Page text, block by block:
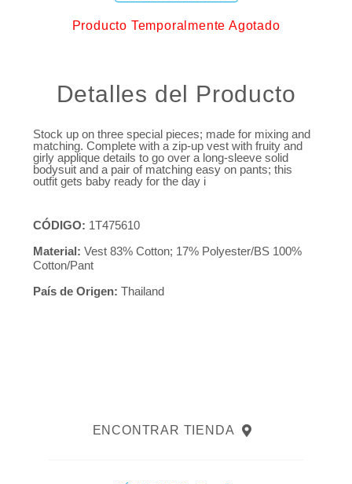
Producto Temporalmente Agotado
Detalles del Producto
Stock up on three special pieces; made for mixing and
matching. Complete with a zip-up vest with fruity and
girly applique details to go over a long-sleeve solid
bodysuit and a pair of matching easy on pants; this
outfit gets baby ready for the day i
CÓDIGO: 1T475610
Material: Vest 83% Cotton; 17% Polyester/BS 100%
Cotton/Pant
País de Origen: Thailand
ENCONTRAR TIENDA